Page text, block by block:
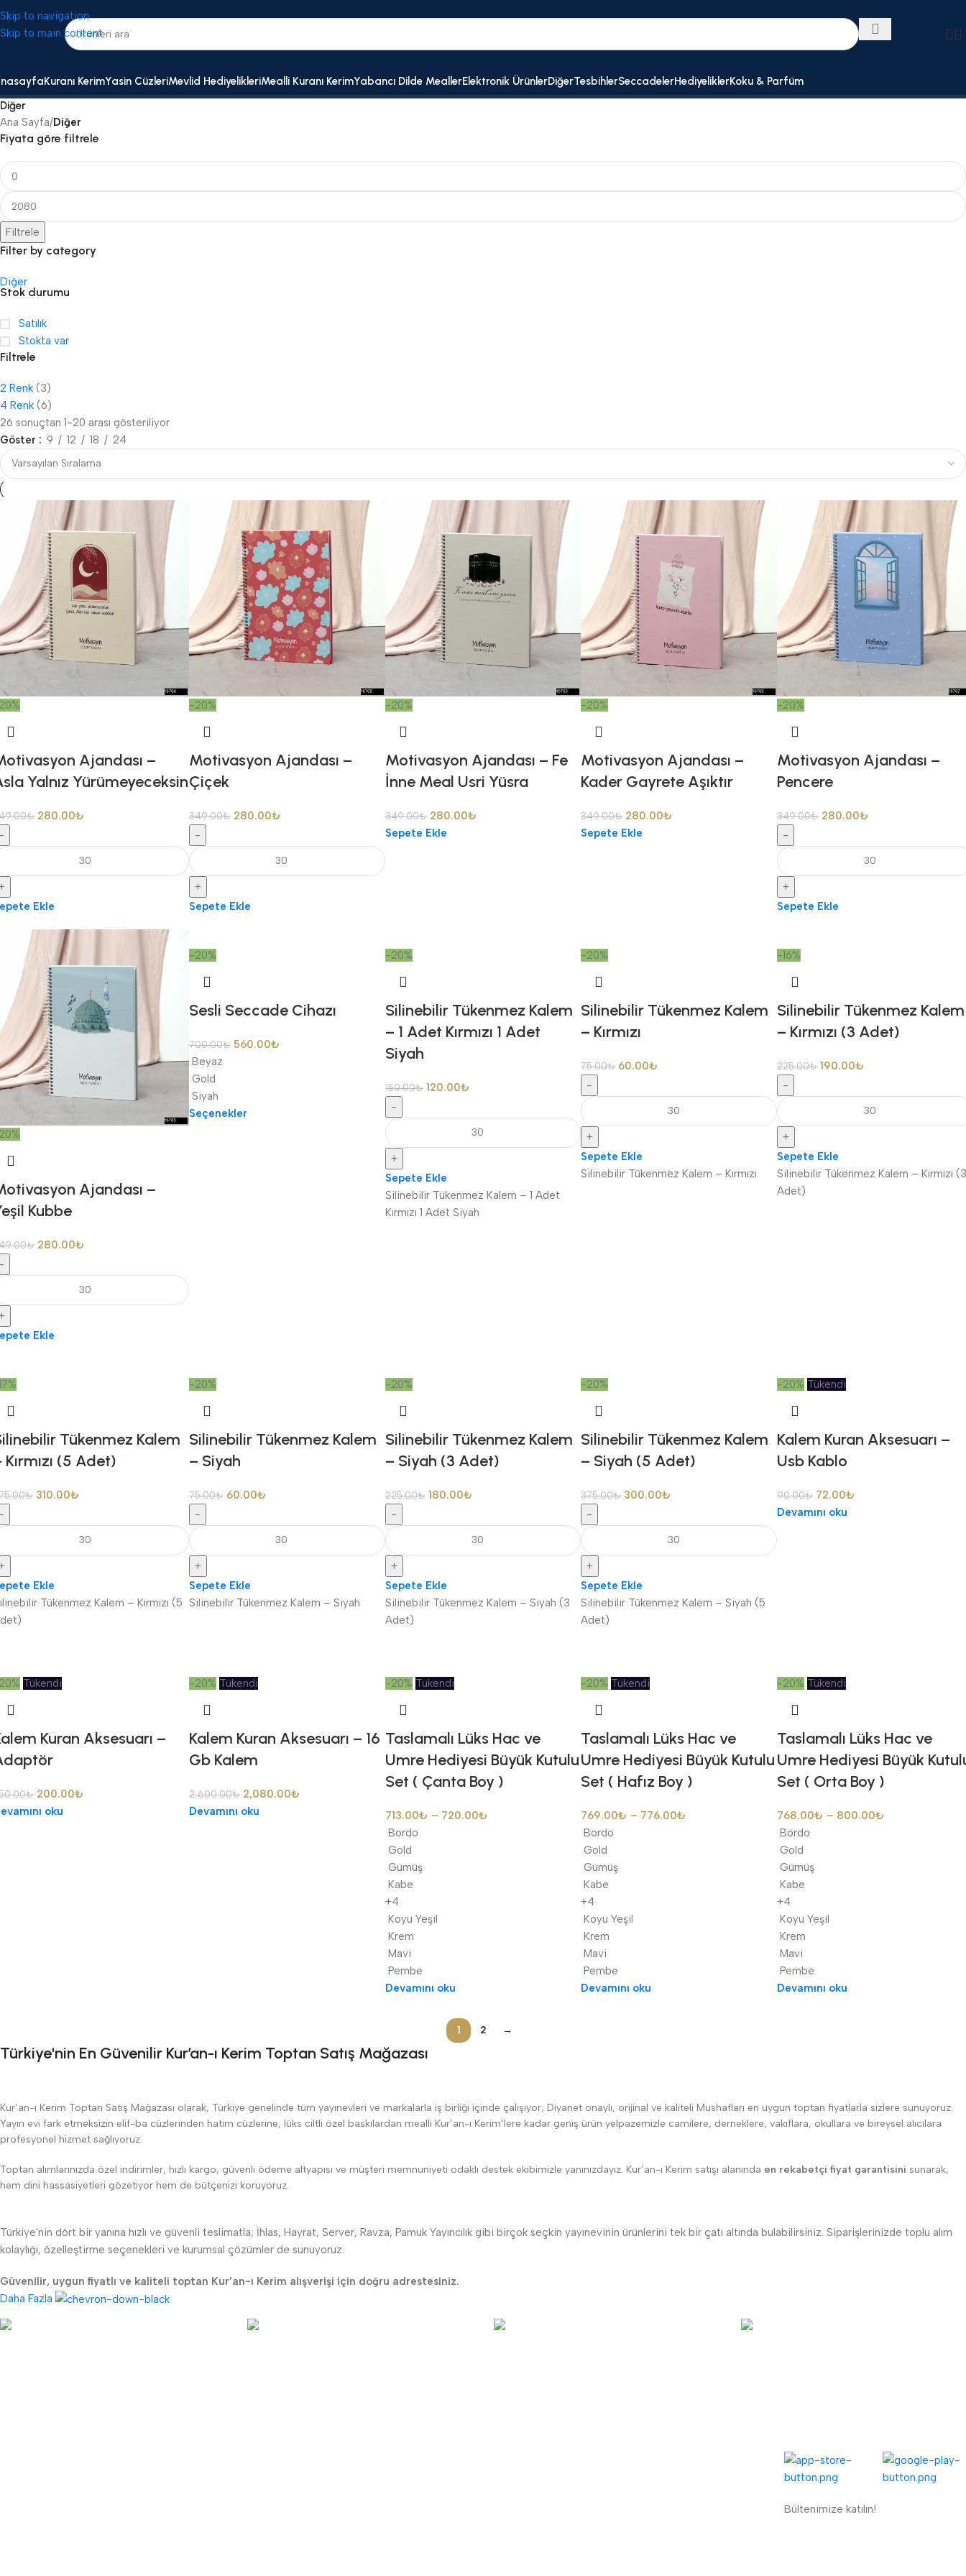
Skip to navigation
Skip to main content
Kuranı KerimYasin CüzleriMevlid HediyelikleriMealli Kuranı KerimYabancı Dilde MeallerElektronik ÜrünlerDiğerTesbihlerSeccadelerHediyeliklerKoku & Parfüm
Diğer
Ana Sayfa/Diğer
Fiyata göre filtrele
Filtrele
Filter by category
Diğer
Stok durumu
Satılık
Stokta var
Filtrele
2 Renk (3)
4 Renk (6)
26 sonuçtan 1-20 arası gösteriliyor
Göster
9 12 18 24
Ajandası –
Yalnız Yürümeyeceksin
₺ 280.00₺
Ekle
-20%
Motivasyon Ajandası –
Çiçek
349.00₺ 280.00₺
-
+
Sepete Ekle
-20%
Motivasyon Ajandası – Fe
İnne Meal Usri Yüsra
349.00₺ 280.00₺
Sepete Ekle
-20%
Motivasyon Ajandası –
Kader Gayrete Aşıktır
349.00₺ 280.00₺
Sepete Ekle
-20%
Motivasyon Ajandası –
Pencere
349.00₺ 280.00₺
-
+
Sepete Ekle
Ajandası –
Kubbe
₺ 280.00₺
Ekle
-20%
Sesli Seccade Cihazı
700.00₺ 560.00₺
Beyaz
Gold
Siyah
Seçenekler
-20%
Silinebilir Tükenmez Kalem
– 1 Adet Kırmızı 1 Adet
Siyah
150.00₺ 120.00₺
-
+
Sepete Ekle
Silinebilir Tükenmez Kalem – 1 Adet
Kırmızı 1 Adet Siyah
-20%
Silinebilir Tükenmez Kalem
– Kırmızı
75.00₺ 60.00₺
-
+
Sepete Ekle
Silinebilir Tükenmez Kalem – Kırmızı
-16%
Silinebilir Tükenmez Kalem
– Kırmızı (3 Adet)
225.00₺ 190.00₺
-
+
Sepete Ekle
Silinebilir Tükenmez Kalem – Kırmızı
Adet)
Tükenmez Kalem
Kırmızı (5 Adet)
₺ 310.00₺
Ekle
Tükenmez Kalem – Kırmızı (5
-20%
Silinebilir Tükenmez Kalem
– Siyah
75.00₺ 60.00₺
-
+
Sepete Ekle
Silinebilir Tükenmez Kalem – Siyah
-20%
Silinebilir Tükenmez Kalem
– Siyah (3 Adet)
225.00₺ 180.00₺
-
+
Sepete Ekle
Silinebilir Tükenmez Kalem – Siyah (3
Adet)
-20%
Silinebilir Tükenmez Kalem
– Siyah (5 Adet)
375.00₺ 300.00₺
-
+
Sepete Ekle
Silinebilir Tükenmez Kalem – Siyah (5
Adet)
-20% Tükendi
Kalem Kuran Aksesuarı –
Usb Kablo
90.00₺ 72.00₺
Devamını oku
Tükendi
Kuran Aksesuarı –
₺ 200.00₺
oku
-20% Tükendi
Kalem Kuran Aksesuarı – 16
Gb Kalem
2,600.00₺ 2,080.00₺
Devamını oku
-20% Tükendi
Taslamalı Lüks Hac ve
Umre Hediyesi Büyük Kutulu
Set ( Çanta Boy )
713.00₺ – 720.00₺
Bordo
Gold
Gümüş
Kabe
+4
Koyu Yeşil
Krem
Mavi
Pembe
Devamını oku
-20% Tükendi
Taslamalı Lüks Hac ve
Umre Hediyesi Büyük Kutulu
Set ( Hafız Boy )
769.00₺ – 776.00₺
Bordo
Gold
Gümüş
Kabe
+4
Koyu Yeşil
Krem
Mavi
Pembe
Devamını oku
-20% Tükendi
Taslamalı Lüks Hac ve
Umre Hediyesi Büyük
Set ( Orta Boy )
768.00₺ – 800.00₺
Bordo
Gold
Gümüş
Kabe
+4
Koyu Yeşil
Krem
Mavi
Pembe
Devamını oku
1 2 →
Türkiye'nin En Güvenilir Kur’an-ı Kerim Toptan Satış Mağazası
Kur’an-ı Kerim Toptan Satış Mağazası olarak, Türkiye genelinde tüm yayınevleri ve markalarla iş birliği içinde çalışıyor; Diyanet onaylı, orijinal ve kaliteli Mushafları en uygun toptan fiyatlarla sizlere sunuyoruz.
Yayın evi fark etmeksizin elif-ba cüzlerinden hatim cüzlerine, lüks ciltli özel baskılardan mealli Kur’an-ı Kerim’lere kadar geniş ürün yelpazemizle camilere, derneklere, vakıflara, okullara ve bireysel alıcılara
profesyonel hizmet sağlıyoruz.
Toptan alımlarınızda özel indirimler, hızlı kargo, güvenli ödeme altyapısı ve müşteri memnuniyeti odaklı destek ekibimizle yanınızdayız. Kur’an-ı Kerim satışı alanında en rekabetçi fiyat garantisini sunarak,
hem dini hassasiyetleri gözetiyor hem de bütçenizi koruyoruz.
Türkiye'nin dört bir yanına hızlı ve güvenli teslimatla; İhlas, Hayrat, Server, Ravza, Pamuk Yayıncılık gibi birçok seçkin yayınevinin ürünlerini tek bir çatı altında bulabilirsiniz. Siparişlerinizde toplu alım
kolaylığı, özelleştirme seçenekleri ve kurumsal çözümler de sunuyoruz.
Güvenilir, uygun fiyatlı ve kaliteli toptan Kur’an-ı Kerim alışverişi için doğru adrestesiniz.
Daha Fazla
Bültenimize katılın!